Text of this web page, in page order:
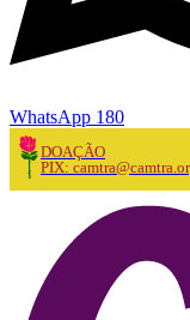
WhatsApp 180
DOAÇÃO
PIX: